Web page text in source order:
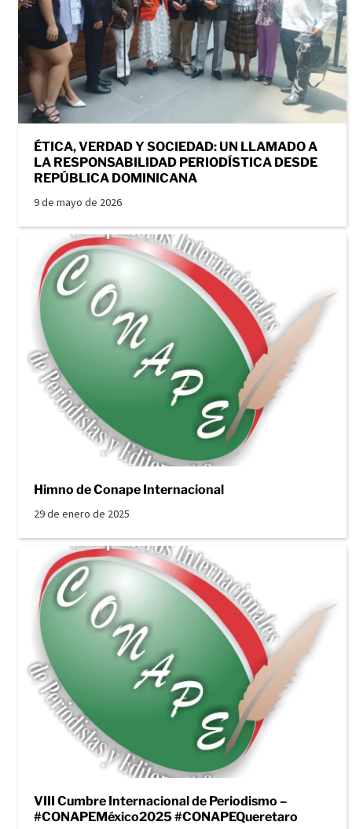
ÉTICA, VERDAD Y SOCIEDAD: UN LLAMADO A
LA RESPONSABILIDAD PERIODÍSTICA DESDE
REPÚBLICA DOMINICANA
9 de mayo de 2026
Himno de Conape Internacional
29 de enero de 2025
VIII Cumbre Internacional de Periodismo –
#CONAPEMéxico2025 #CONAPEQueretaro